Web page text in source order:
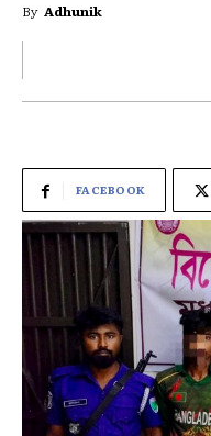
By Adhunik
FACEBOOK